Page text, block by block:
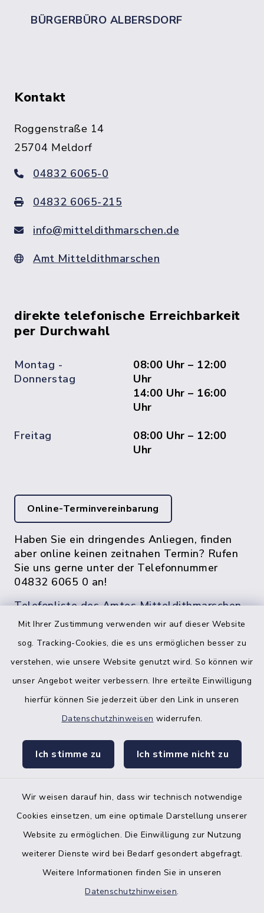
Mit Ihrer Zustimmung verwenden wir auf dieser Website
sog. Tracking-Cookies, die es uns ermöglichen besser zu
verstehen, wie unsere Website genutzt wird. So können wir
unser Angebot weiter verbessern. Ihre erteilte Einwilligung
hierfür können Sie jederzeit über den Link in unseren
Datenschutzhinweisen widerrufen.
Ich stimme zu Ich stimme nicht zu
Wir weisen darauf hin, dass wir technisch notwendige
Cookies einsetzen, um eine optimale Darstellung unserer
Website zu ermöglichen. Die Einwilligung zur Nutzung
weiterer Dienste wird bei Bedarf gesondert abgefragt.
Weitere Informationen finden Sie in unseren
Datenschutzhinweisen.
BÜRGERBÜRO ALBERSDORF
Kontakt
Roggenstraße 14
25704 Meldorf
04832 6065-0
04832 6065-215
info@mitteldithmarschen.de
Amt Mitteldithmarschen
direkte telefonische Erreichbarkeit
per Durchwahl
Montag -
Donnerstag
08:00 Uhr – 12:00
Uhr
14:00 Uhr – 16:00
Uhr
Freitag
08:00 Uhr – 12:00
Uhr
Online-Terminvereinbarung
Haben Sie ein dringendes Anliegen, finden
aber online keinen zeitnahen Termin? Rufen
Sie uns gerne unter der Telefonnummer
04832 6065 0 an!
Telefonliste des Amtes Mitteldithmarschen
facebook
Bankverbindung der Amtskasse
Barrierefreiheit